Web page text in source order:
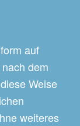
auf
dem
Weise
weiteres